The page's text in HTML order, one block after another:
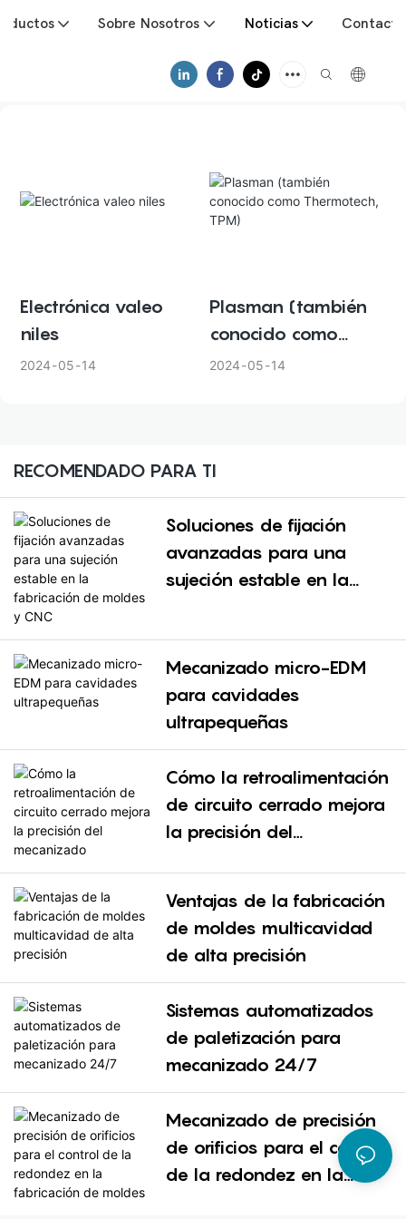
Sobre Nosotros Noticias
Electrónica valeo
niles
2024 05 14
Plasman (también
conocido como
Thermotech, TPM)
2024 05 14
RECOMENDADO PARA TI
Soluciones de fijación
avanzadas para una
sujeción estable en la
Mecanizado micro-EDM
para cavidades
ultrapequeñas
Cómo la retroalimentación
de circuito cerrado mejora
la precisión del
Ventajas de la fabricación
de moldes multicavidad
de alta precisión
Sistemas automatizados
de paletización para
mecanizado 24/7
Mecanizado de precisión
de orificios para el control
de la redondez en la